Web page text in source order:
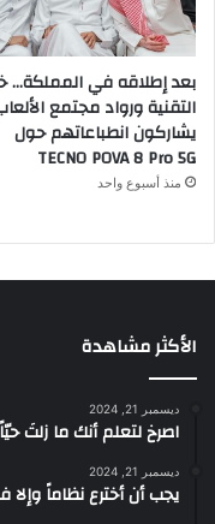
بعد إطلاقه في المملكة…
التقنية ورواد مجتمع
يشاركون انطباعاتهم حول
TECNO POVA 8 Pro 5G
منذ أسبوع واحد
الأكثر مشاهدة
ديسمبر 21, 2024
‫اصرخ لتعلم أنك ما زلتَ
ديسمبر 21, 2024
يجب أن أخترع نظاماً